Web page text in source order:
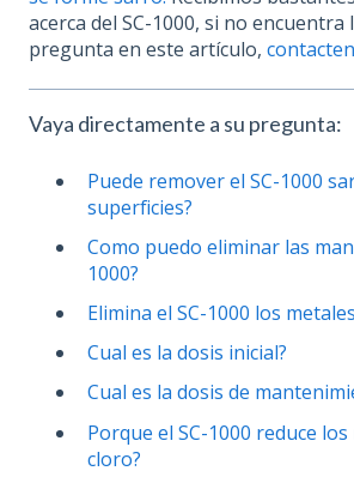
acerca del SC-1000, si no
pregunta en este artículo,
Vaya directamente a su pregunta:
Puede remover el SC-1000
superficies?
Como puedo eliminar las
1000?
Elimina el SC-1000 los
Cual es la dosis inicial?
Cual es la dosis de
Porque el SC-1000 reduce
cloro?